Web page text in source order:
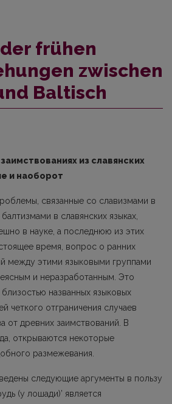
frühen
zwischen
Baltisch
из славянских
и наоборот
связанные со славизмами в
в славянских языках,
в науке, а последнюю из этих
время, вопрос о ранних
между этими языковыми группами
и неразработанным. Это
названных языковых
четкого отграниче­ния случаев
от древних заимствований. В
открываются некоторые
размежевания.
следующие аргументы в пользу
(у лошади)’ является